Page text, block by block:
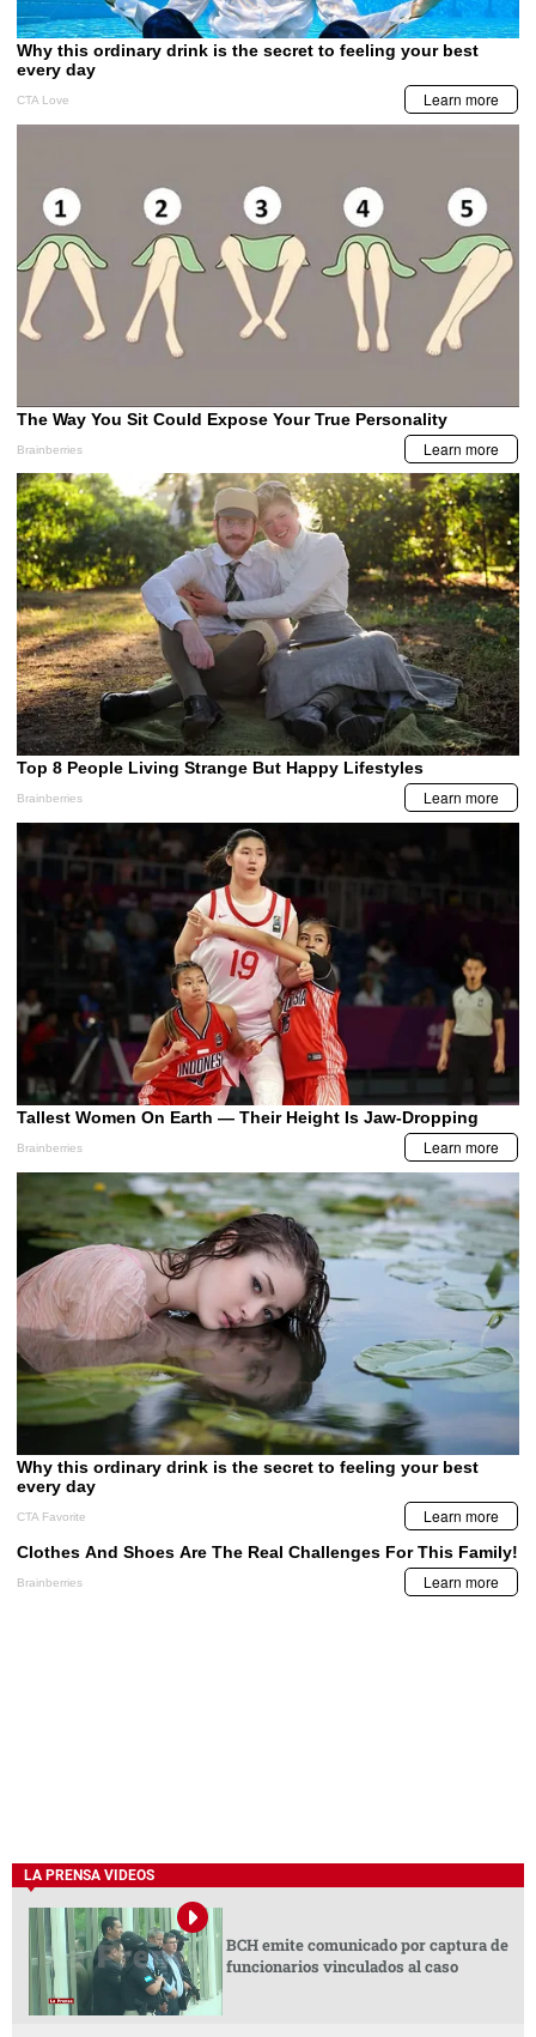
LA PRENSA VIDEOS
BCH emite comunicado por captura de
funcionarios vinculados al caso